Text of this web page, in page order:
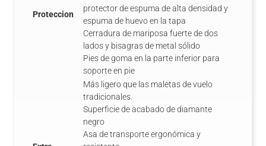
Proteccion
protector de espuma de alta densidad y
espuma de huevo en la tapa
Cerradura de mariposa fuerte de dos
lados y bisagras de metal sólido
Pies de goma en la parte inferior para
soporte en pie
Más ligero que las maletas de vuelo
tradicionales.
Superficie de acabado de diamante
negro
Asa de transporte ergonómica y